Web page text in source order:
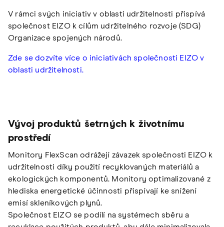
V rámci svých iniciativ v oblasti udržitelnosti přispívá
společnost EIZO k cílům udržitelného rozvoje (SDG)
Organizace spojených národů.
Zde se dozvíte více o iniciativách společnosti EIZO v
oblasti udržitelnosti.
Vývoj produktů šetrných k životnímu
prostředí
Monitory FlexScan odrážejí závazek společnosti EIZO k
udržitelnosti díky použití recyklovaných materiálů a
ekologických komponentů. Monitory optimalizované z
hlediska energetické účinnosti přispívají ke snížení
emisí skleníkových plynů.
Společnost EIZO se podílí na systémech sběru a